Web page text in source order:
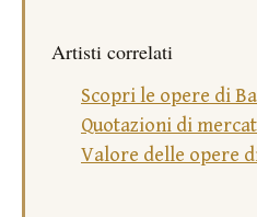
Artisti correlati
Scopri le opere di
Quotazioni di
Valore delle opere